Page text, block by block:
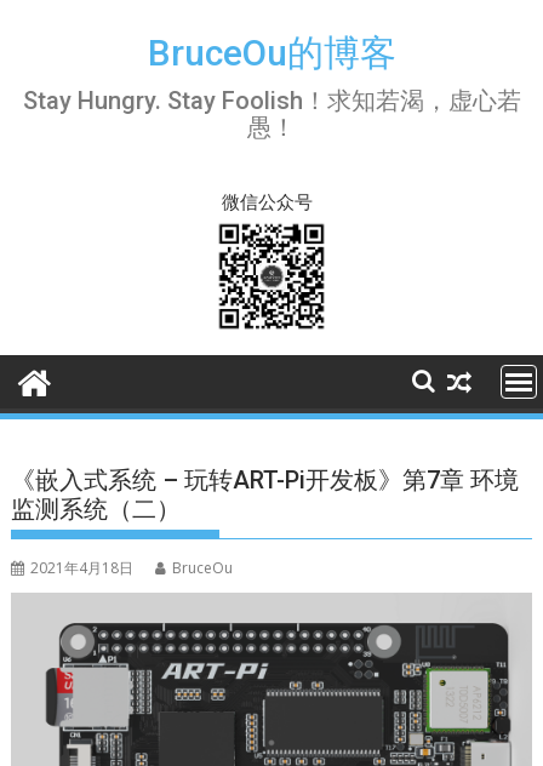
BruceOu的博客
Stay Hungry. Stay Foolish！求知若渴，虚心若
愚！
微信公众号
《嵌入式系统 – 玩转ART-Pi开发板》第7章 环境
监测系统（二）
2021年4月18日 BruceOu